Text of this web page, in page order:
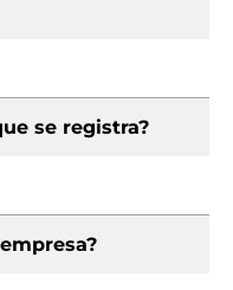
se registra?